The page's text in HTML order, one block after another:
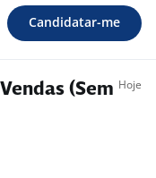
Candidatar-me
(Sem Hoje